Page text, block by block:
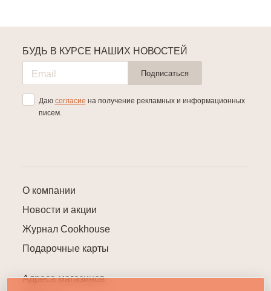
О компании
Новости и акции
Журнал Cookhouse
Подарочные карты
Адреса магазинов
БУДЬ В КУРСЕ НАШИХ НОВОСТЕЙ
Подписаться
Даю согласие на получение рекламных и информационных
писем.